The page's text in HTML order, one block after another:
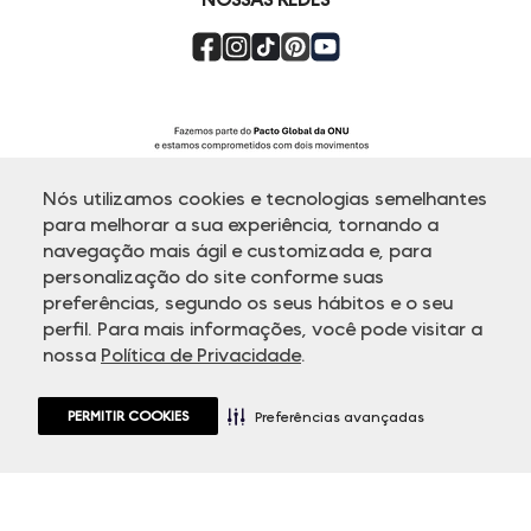
Nós utilizamos cookies e tecnologias semelhantes
para melhorar a sua experiência, tornando a
navegação mais ágil e customizada e, para
personalização do site conforme suas
preferências, segundo os seus hábitos e o seu
perfil. Para mais informações, você pode visitar a
nossa Política de Privacidade.
PERMITIR COOKIES Preferências avançadas
© Copyright 2000-2026 - Todos os direitos reservados. A Dudalina
promoções e disponibilidade de estoque a qualquer momento.
Em caso de dúvidas:0800 770 5510.
Horário de Atendimentodas 8h às 20h de segunda a sexta-feira e